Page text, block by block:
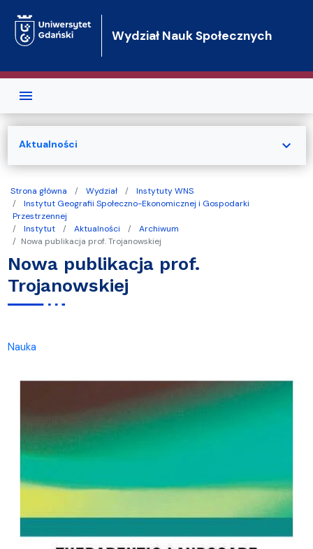
Wydział Nauk Społecznych
Strona główna Wydział
Instytuty WNS
Instytut Geografii Społeczno-Ekonomicznej i Gospodarki
Przestrzennej
Instytut
Aktualności
Archiwum
Nowa publikacja prof. Trojanowskiej
Nowa publikacja prof.
Trojanowskiej
Nauka
Aktualności expand_more